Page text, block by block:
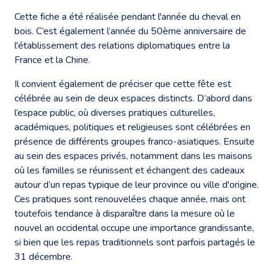
Cette fiche a été réalisée pendant l'année du cheval en
bois. C’est également l’année du 50ème anniversaire de
l'établissement des relations diplomatiques entre la
France et la Chine.
Il convient également de préciser que cette fête est
célébrée au sein de deux espaces distincts. D’abord dans
l’espace public, où diverses pratiques culturelles,
académiques, politiques et religieuses sont célébrées en
présence de différents groupes franco-asiatiques. Ensuite
au sein des espaces privés, notamment dans les maisons
où les familles se réunissent et échangent des cadeaux
autour d’un repas typique de leur province ou ville d'origine.
Ces pratiques sont renouvelées chaque année, mais ont
toutefois tendance à disparaître dans la mesure où le
nouvel an occidental occupe une importance grandissante,
si bien que les repas traditionnels sont parfois partagés le
31 décembre.